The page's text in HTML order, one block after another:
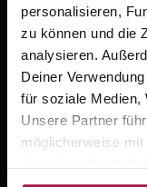
personalisieren,
zu können und die
analysieren.
Deiner
für soziale Medien,
Unsere Partner
möglicherweise
Über uns
Karriere
Newsletter
PAYBACK